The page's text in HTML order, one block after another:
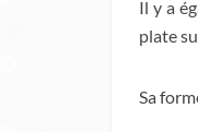
Il y a
plate
Sa